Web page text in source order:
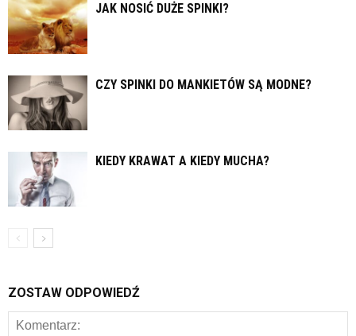
JAK NOSIĆ DUŻE SPINKI?
CZY SPINKI DO MANKIETÓW SĄ MODNE?
KIEDY KRAWAT A KIEDY MUCHA?
ZOSTAW ODPOWIEDŹ